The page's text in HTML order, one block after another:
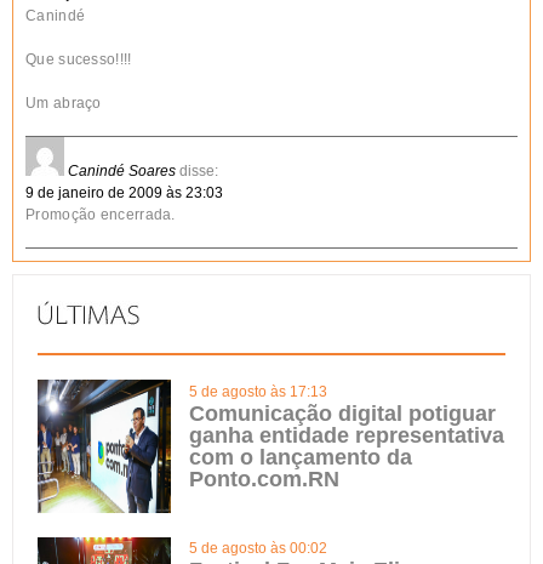
Canindé
Que sucesso!!!!
Um abraço
Canindé Soares disse:
9 de janeiro de 2009 às 23:03
Promoção encerrada.
5 de agosto às 17:13
Comunicação digital potiguar
ganha entidade representativa
com o lançamento da
Ponto.com.RN
5 de agosto às 00:02